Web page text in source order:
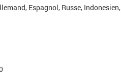
Espagnol, Russe, Indonesien,